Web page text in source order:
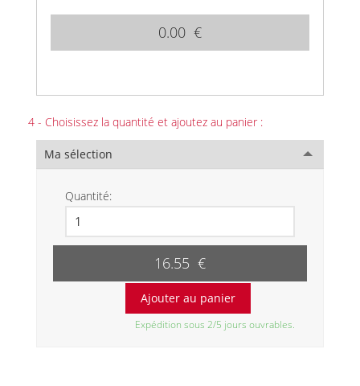
0.00 €
4 - Choisissez la quantité et ajoutez au panier :
Ma sélection
Quantité:
16.55 €
Expédition sous 2/5 jours ouvrables.